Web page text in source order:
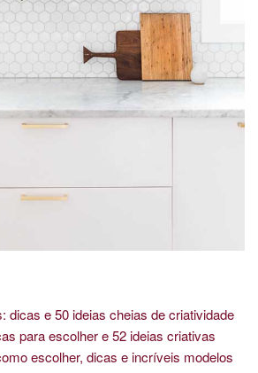
dicas e 50 ideias cheias de criatividade
para escolher e 52 ideias criativas
escolher, dicas e incríveis modelos